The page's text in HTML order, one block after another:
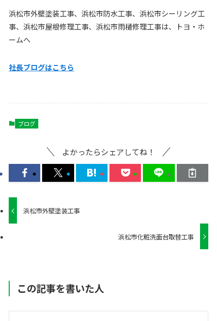
浜松市外壁塗装工事、浜松市防水工事、浜松市シーリング工
事、浜松市屋根修理工事、浜松市雨樋修理工事は、トヨ・ホ
ームへ
社長ブログはこちら
ブログ
よかったらシェアしてね！
浜松市外壁塗装工事
浜松市化粧洗面台取替工事
この記事を書いた人